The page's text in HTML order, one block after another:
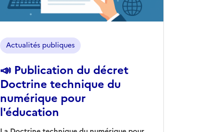
📣 Publication du décret
Doctrine technique du
numérique pour
l'éducation
Actualités publiques